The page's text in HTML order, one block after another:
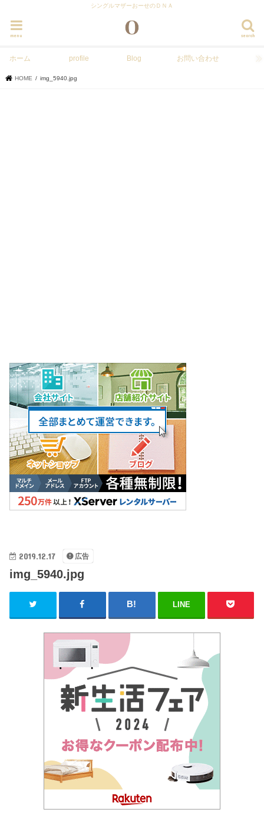
シングルマザーおーせのＤＮＡ
search
menu
ホーム profile Blog お問い合わせ
HOME img_5940.jpg
2019.12.17 広告
img_5940.jpg
LINE